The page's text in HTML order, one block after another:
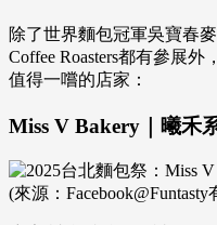
除了世界麵包冠軍吳寶春
Coffee Roasters都有參展
值得一嚐的店家：
Miss V Bakery｜曦禾
(來源：